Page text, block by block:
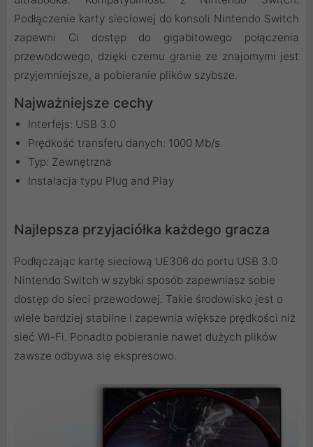
Podłączenie karty sieciowej do konsoli Nintendo Switch
zapewni Ci dostęp do gigabitowego połączenia
przewodowego, dzięki czemu granie ze znajomymi jest
przyjemniejsze, a pobieranie plików szybsze.
Najważniejsze cechy
Interfejs: USB 3.0
Prędkość transferu danych: 1000 Mb/s
Typ: Zewnętrzna
Instalacja typu Plug and Play
Najlepsza przyjaciółka każdego gracza
Podłączając kartę sieciową UE306 do portu USB 3.0
Nintendo Switch w szybki sposób zapewniasz sobie
dostęp do sieci przewodowej. Takie środowisko jest o
wiele bardziej stabilne i zapewnia większe prędkości niż
sieć Wi-Fi. Ponadto pobieranie nawet dużych plików
zawsze odbywa się ekspresowo.